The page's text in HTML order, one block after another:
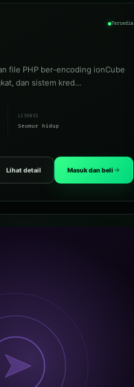
Tersedia
file PHP ber-encoding ionCube
dan sistem kred…
LISENSI
Seumur hidup
Lihat detail Masuk dan beli